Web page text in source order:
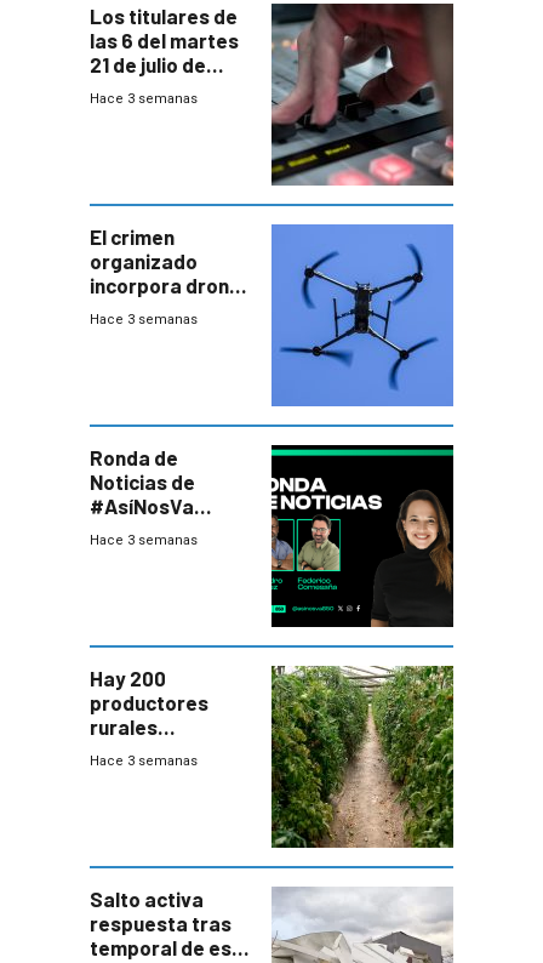
Los titulares de
las 6 del martes
21 de julio de
2026
Hace 3 semanas
El crimen
organizado
incorpora drones
y abre un nuevo
Hace 3 semanas
Ronda de
Noticias de
#AsíNosVa
(20/7/26)
Hace 3 semanas
Hay 200
productores
rurales
afectados tras
Hace 3 semanas
Salto activa
respuesta tras
temporal de este